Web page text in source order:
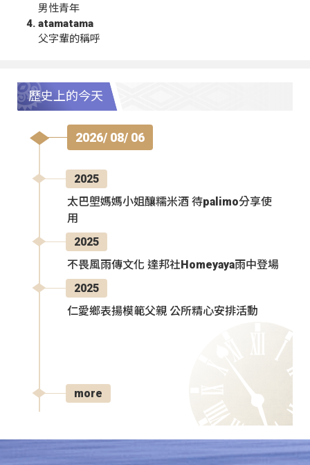
男性青年
atamatama
父字輩的稱呼
歷史上的今天
2026/ 08/ 06
2025
太巴塱媽媽小姐釀糯米酒 待palimo分享使
用
2025
不畏風雨傳文化 達邦社Homeyaya雨中登場
2025
仁愛鄉表揚模範父親 公所精心安排活動
more